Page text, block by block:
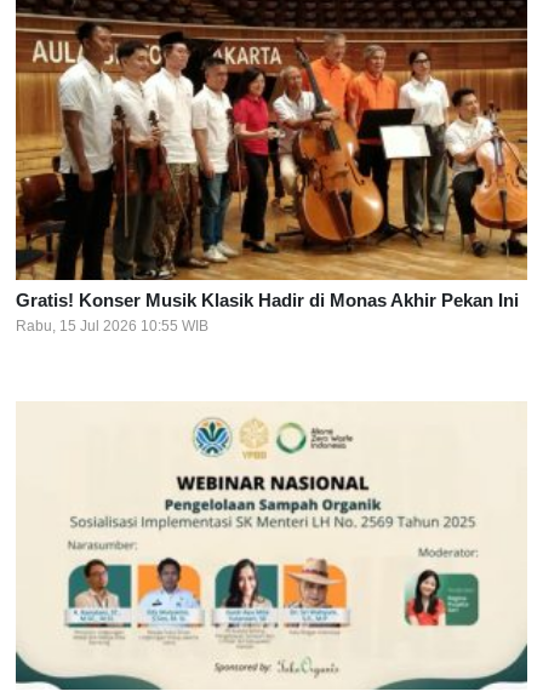
Gratis! Konser Musik Klasik Hadir di Monas Akhir Pekan Ini
Rabu, 15 Jul 2026 10:55 WIB